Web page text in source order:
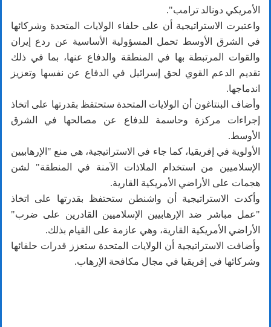
الأمريكي دونالد ترامب".
واعتبرت الاستراتيجية أن على حلفاء الولايات المتحدة وشركائها
في الشرق الأوسط تحمل المسؤولية الأساسية عن ردع إيران
والقوات المرتبطة بها في المنطقة والدفاع عنها، بما في ذلك
تقديم الدعم القوي لحق إسرائيل في الدفاع عن نفسها وتعزيز
اندماجها.
وأضاف البنتاغون أن الولايات المتحدة ستحتفظ بقدرتها على اتخاذ
إجراءات مركزة وحاسمة للدفاع عن مصالحها في الشرق
الأوسط.
الأولوية في إفريقيا، كما جاء في الاستراتيجية، هي منع "الإرهابيين
الإسلاميين من استخدام الملاذات الآمنة في المنطقة" لشن
هجمات على الأراضي الأمريكية القارية.
وأكدت الاستراتيجية أن واشنطن ستحتفظ بقدرتها على اتخاذ
"عمل مباشر ضد الإرهابيين الإسلاميين القادرين على ضرب"
الأراضي الأمريكية القارية، وهي عازمة على القيام بذلك.
وأضافت الاستراتيجية أن الولايات المتحدة ستعزز قدرات حلفائها
وشركائها في إفريقيا في مجال مكافحة الإرهاب.